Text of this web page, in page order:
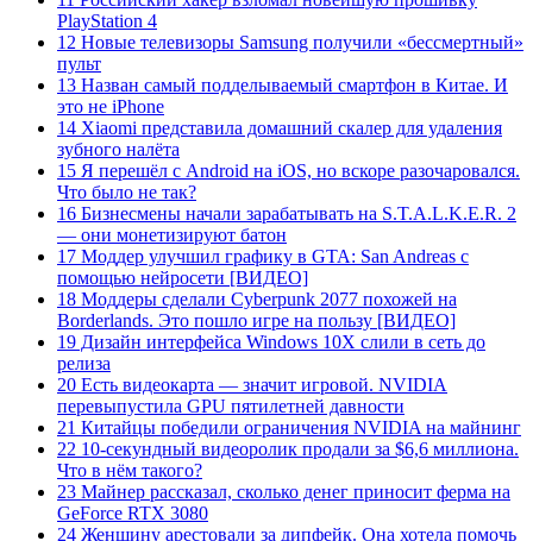
PlayStation 4
12 Новые телевизоры Samsung получили «бессмертный»
пульт
13 Назван самый подделываемый смартфон в Китае. И
это не iPhone
14 Xiaomi представила домашний скалер для удаления
зубного налёта
15 Я перешёл с Android на iOS, но вскоре разочаровался.
Что было не так?
16 Бизнесмены начали зарабатывать на S.T.A.L.K.E.R. 2
— они монетизируют батон
17 Моддер улучшил графику в GTA: San Andreas с
помощью нейросети [ВИДЕО]
18 Моддеры сделали Cyberpunk 2077 похожей на
Borderlands. Это пошло игре на пользу [ВИДЕО]
19 Дизайн интерфейса Windows 10X слили в сеть до
релиза
20 Есть видеокарта — значит игровой. NVIDIA
перевыпустила GPU пятилетней давности
21 Китайцы победили ограничения NVIDIA на майнинг
22 10-секундный видеоролик продали за $6,6 миллиона.
Что в нём такого?
23 Майнер рассказал, сколько денег приносит ферма на
GeForce RTX 3080
24 Женщину арестовали за дипфейк. Она хотела помочь